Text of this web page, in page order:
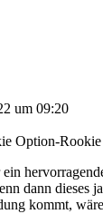
um 09:20
Option-Rookie
dann dieses
kommt,